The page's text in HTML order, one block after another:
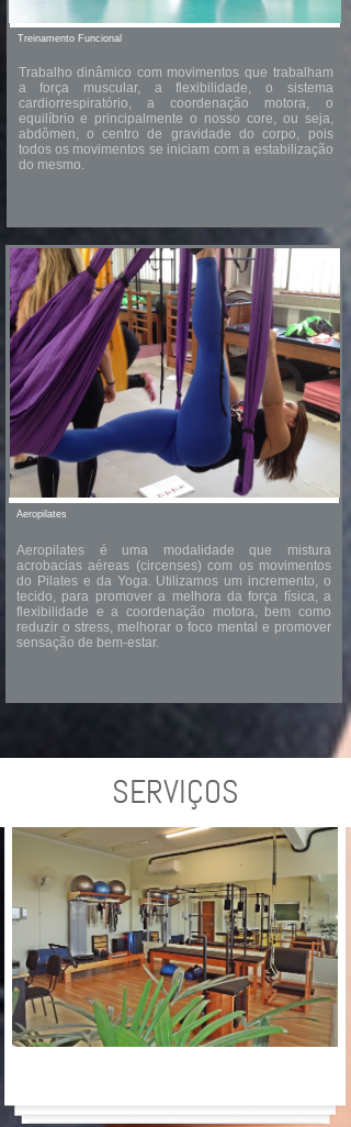
Aeropilates
Aeropilates é uma modalidade que mistura
acrobacias aéreas (circenses) com os movimentos
do Pilates e da Yoga. Utilizamos um incremento, o
tecido, para promover a melhora da força física, a
flexibilidade e a coordenação motora, bem como
reduzir o stress, melhorar o foco mental e promover
sensação de bem-estar.
Treinamento Funcional
Trabalho dinâmico com movimentos que trabalham
a força muscular, a flexibilidade, o sistema
cardiorrespiratório, a coordenação motora, o
equilíbrio e principalmente o nosso core, ou seja,
abdômen, o centro de gravidade do corpo, pois
todos os movimentos se iniciam com a estabilização
do mesmo.
SERVIÇOS